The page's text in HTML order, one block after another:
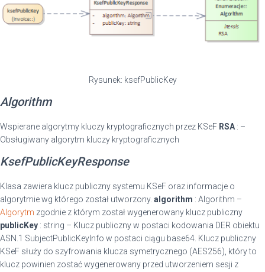
Rysunek: ksefPublicKey
Algorithm
Wspierane algorytmy kluczy kryptograficznych przez KSeF RSA: –
Obsługiwany algorytm kluczy kryptograficznych
KsefPublicKeyResponse
Klasa zawiera klucz publiczny systemu KSeF oraz informacje o
algorytmie wg którego został utworzony. algorithm : Algorithm –
Algorytm zgodnie z którym został wygenerowany klucz publiczny
publicKey : string – Klucz publiczny w postaci kodowania DER obiektu
ASN.1 SubjectPublicKeyInfo w postaci ciągu base64. Klucz publiczny
KSeF służy do szyfrowania klucza symetrycznego (AES256), który to
klucz powinien zostać wygenerowany przed utworzeniem sesji z